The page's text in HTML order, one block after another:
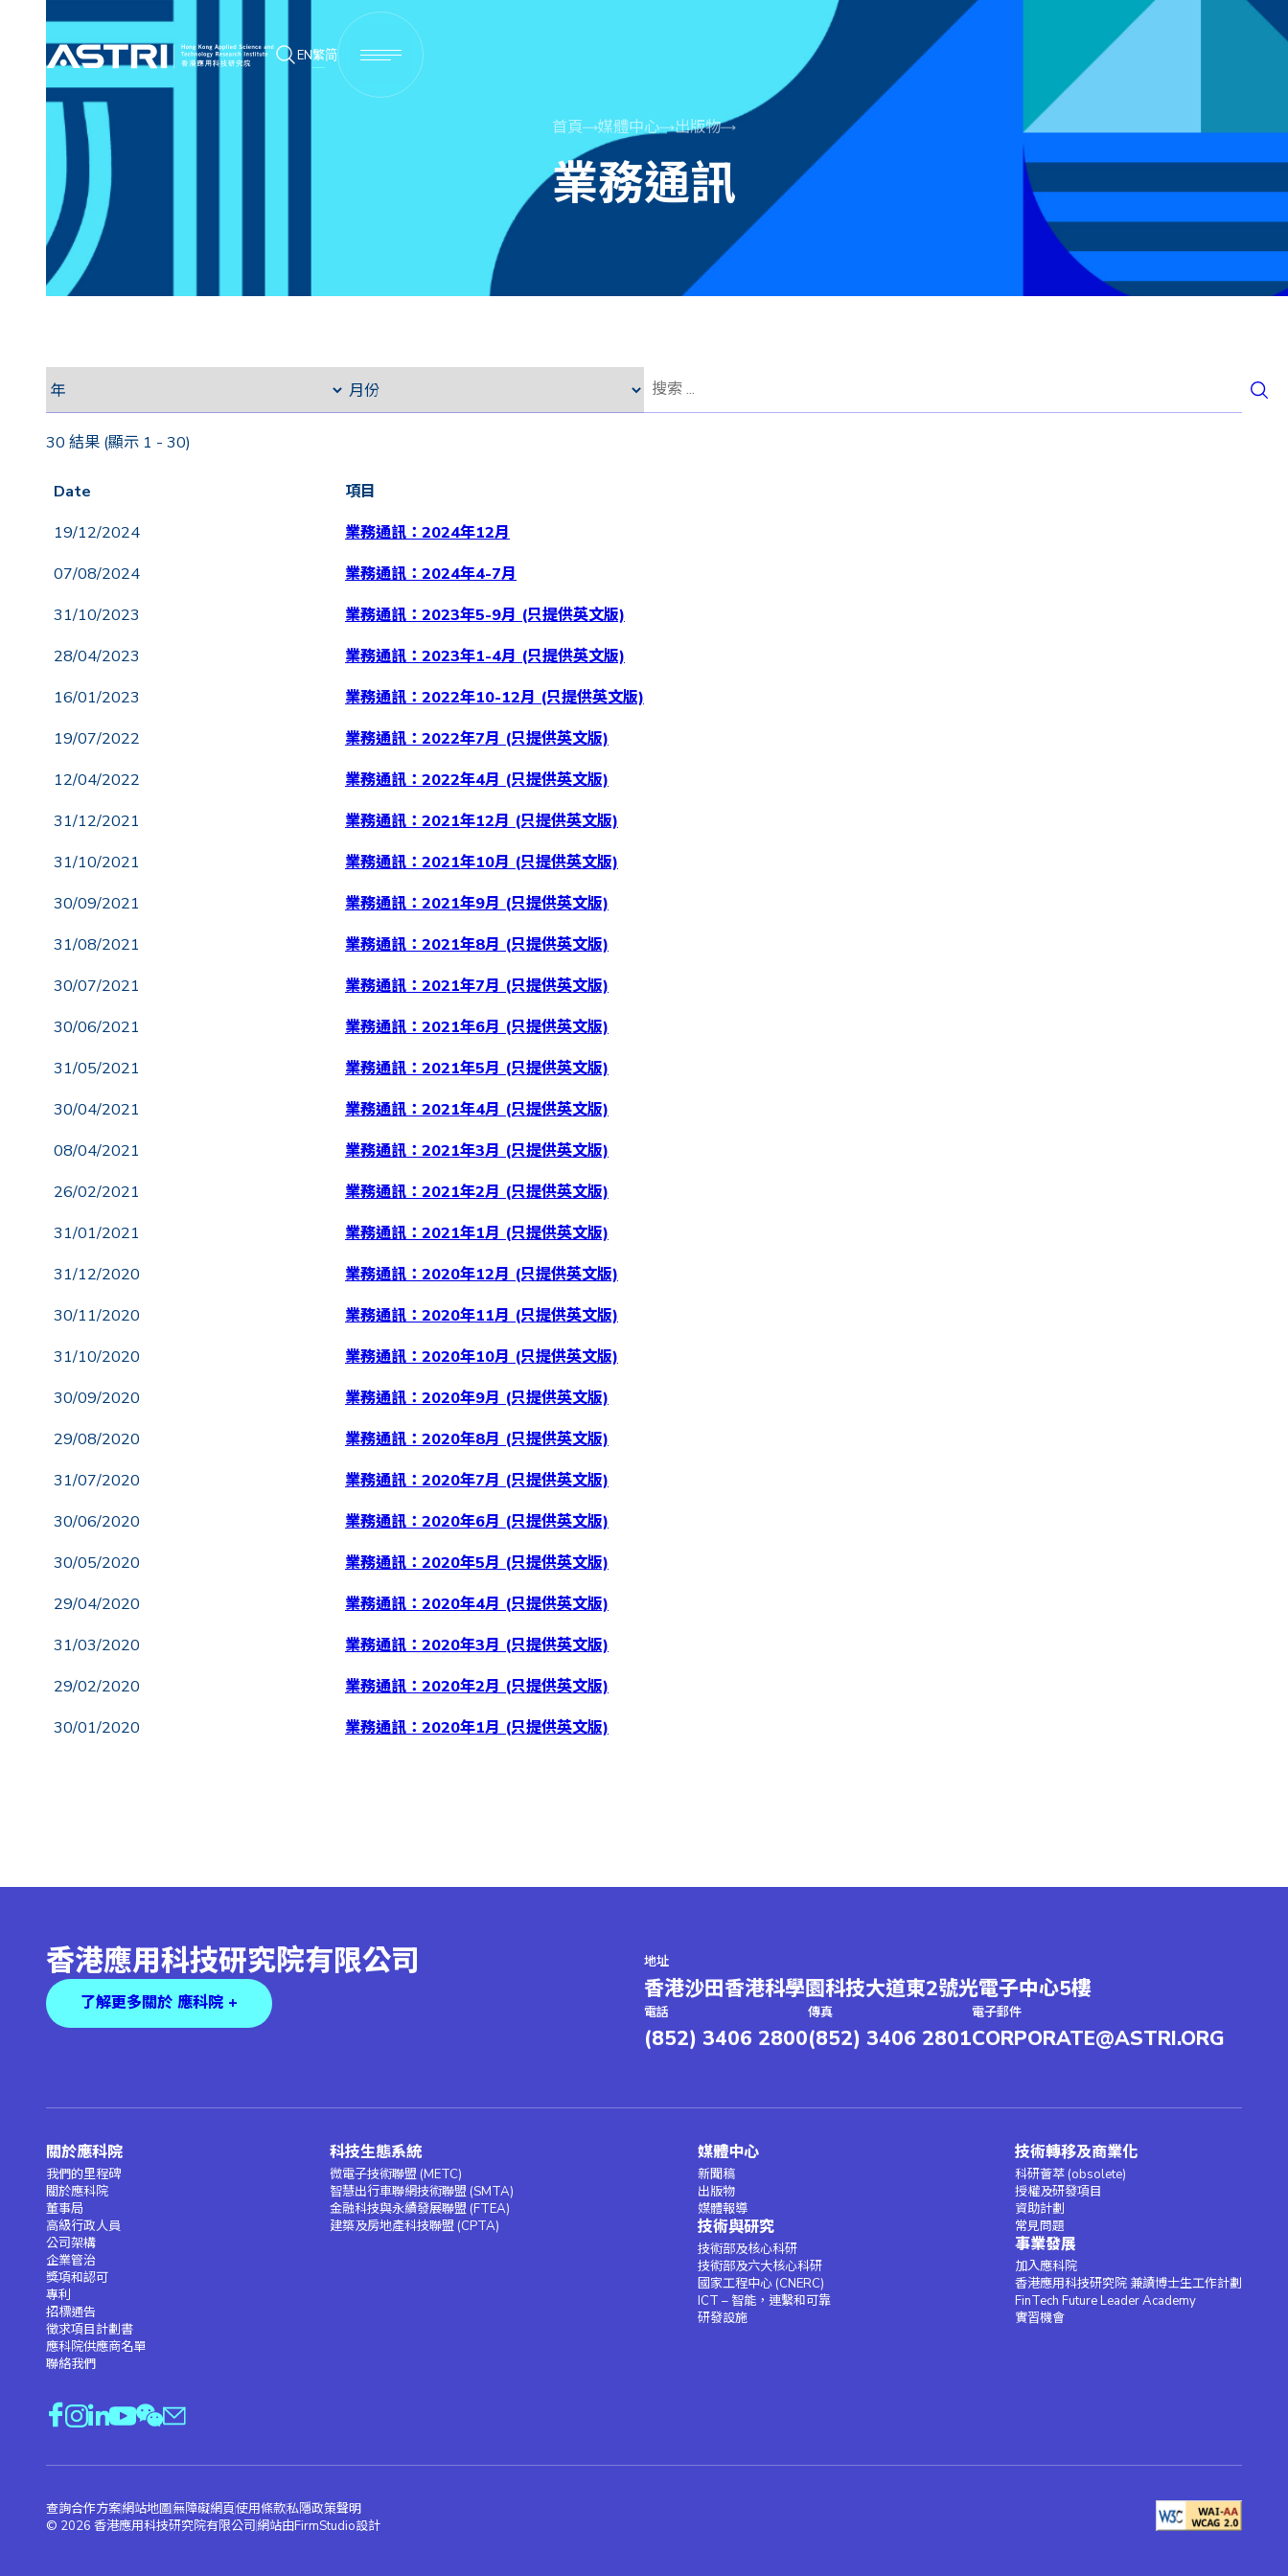
EN繁简
首頁 媒體中心 出版物
業務通訊
30 結果 (顯示 1 - 30)
Date
項目
19/12/2024
業務通訊：2024年12月
07/08/2024
業務通訊：2024年4-7月
31/10/2023
業務通訊：2023年5-9月 (只提供英文版)
28/04/2023
業務通訊：2023年1-4月 (只提供英文版)
16/01/2023
業務通訊：2022年10-12月 (只提供英文版)
19/07/2022
業務通訊：2022年7月 (只提供英文版)
12/04/2022
業務通訊：2022年4月 (只提供英文版)
31/12/2021
業務通訊：2021年12月 (只提供英文版)
31/10/2021
業務通訊：2021年10月 (只提供英文版)
30/09/2021
業務通訊：2021年9月 (只提供英文版)
31/08/2021
業務通訊：2021年8月 (只提供英文版)
30/07/2021
業務通訊：2021年7月 (只提供英文版)
30/06/2021
業務通訊：2021年6月 (只提供英文版)
31/05/2021
業務通訊：2021年5月 (只提供英文版)
30/04/2021
業務通訊：2021年4月 (只提供英文版)
08/04/2021
業務通訊：2021年3月 (只提供英文版)
26/02/2021
業務通訊：2021年2月 (只提供英文版)
31/01/2021
業務通訊：2021年1月 (只提供英文版)
31/12/2020
業務通訊：2020年12月 (只提供英文版)
30/11/2020
業務通訊：2020年11月 (只提供英文版)
31/10/2020
業務通訊：2020年10月 (只提供英文版)
30/09/2020
業務通訊：2020年9月 (只提供英文版)
29/08/2020
業務通訊：2020年8月 (只提供英文版)
31/07/2020
業務通訊：2020年7月 (只提供英文版)
30/06/2020
業務通訊：2020年6月 (只提供英文版)
30/05/2020
業務通訊：2020年5月 (只提供英文版)
29/04/2020
業務通訊：2020年4月 (只提供英文版)
31/03/2020
業務通訊：2020年3月 (只提供英文版)
29/02/2020
業務通訊：2020年2月 (只提供英文版)
30/01/2020
業務通訊：2020年1月 (只提供英文版)
香港應用科技研究院有限公司
了解更多關於 應科院 +
地址
香港沙田香港科學園科技大道東2號光電子中心5樓
電話
(852) 3406 2800
傳真
(852) 3406 2801
電子郵件
CORPORATE@ASTRI.ORG
關於應科院
我們的里程碑
關於應科院
董事局
高級行政人員
公司架構
企業管治
獎項和認可
專利
招標通告
徵求項目計劃書
應科院供應商名單
聯絡我們
科技生態系統
微電子技術聯盟 (METC)
智慧出行車聯網技術聯盟 (SMTA)
金融科技與永續發展聯盟 (FTEA)
建築及房地產科技聯盟 (CPTA)
媒體中心
新聞稿
出版物
媒體報導
技術與研究
技術部及核心科研
技術部及六大核心科研
國家工程中心 (CNERC)
ICT – 智能，連繫和可靠
研發設施
技術轉移及商業化
科研薈萃 (obsolete)
授權及研發項目
資助計劃
常見問題
事業發展
加入應科院
香港應用科技研究院 兼讀博士生工作計劃
FinTech Future Leader Academy
實習機會
查詢合作方案網站地圖 無障礙網頁使用條款私隱政策聲明
© 2026 香港應用科技研究院有限公司網站由FirmStudio設計